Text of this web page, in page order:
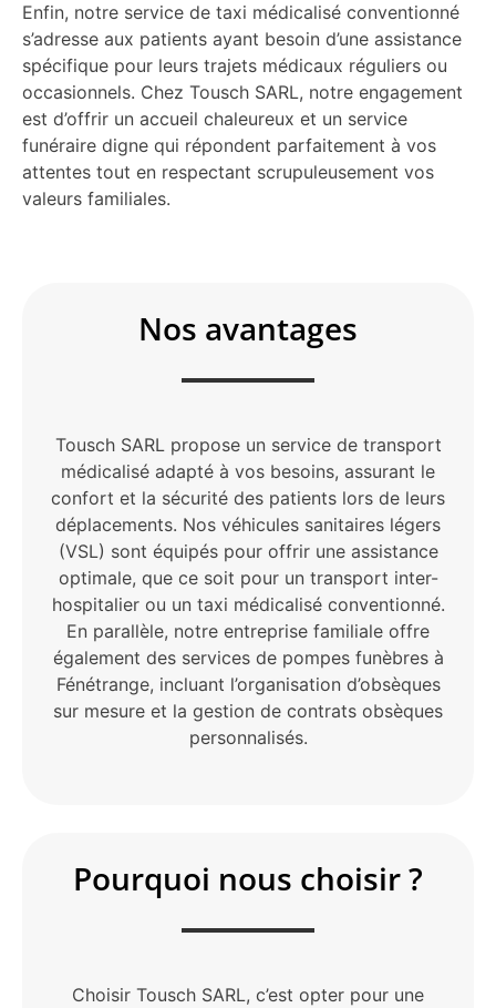
Enfin, notre service de taxi médicalisé conventionné
s’adresse aux patients ayant besoin d’une assistance
spécifique pour leurs trajets médicaux réguliers ou
occasionnels. Chez Tousch SARL, notre engagement
est d’offrir un accueil chaleureux et un service
funéraire digne qui répondent parfaitement à vos
attentes tout en respectant scrupuleusement vos
valeurs familiales.
Nos avantages
Tousch SARL propose un service de transport
médicalisé adapté à vos besoins, assurant le
confort et la sécurité des patients lors de leurs
déplacements. Nos véhicules sanitaires légers
(VSL) sont équipés pour offrir une assistance
optimale, que ce soit pour un transport inter-
hospitalier ou un taxi médicalisé conventionné.
En parallèle, notre entreprise familiale offre
également des services de pompes funèbres à
Fénétrange, incluant l’organisation d’obsèques
sur mesure et la gestion de contrats obsèques
personnalisés.
Pourquoi nous choisir ?
Choisir Tousch SARL, c’est opter pour une